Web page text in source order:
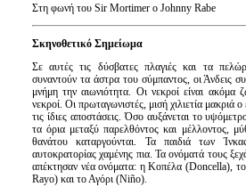
Στη φωνή του Sir Mortimer o Johnny Rabe
Σκηνοθετικό Σημείωμα
Σε αυτές τις δύσβατες πλαγιές και τα
συναντούν τα άστρα του σύμπαντος, οι Άνδεις
μνήμη την αιωνιότητα. Οι νεκροί είναι ακόμα
νεκροί. Οι πρωταγωνιστές, μισή χιλιετία μακριά
τις ίδιες αποστάσεις. Όσο αυξάνεται το
τα όρια μεταξύ παρελθόντος και μέλλοντος,
θανάτου καταργούνται. Τα παιδιά των
αυτοκρατορίας χαμένης πια. Τα ονόματά τους
απέκτησαν νέα ονόματα: η Κοπέλα (Doncella),
Rayo) και το Αγόρι (Niño).